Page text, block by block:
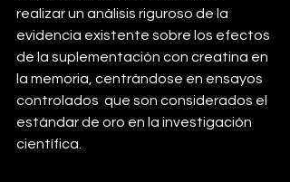
realizar un análisis riguroso de la
evidencia existente sobre los efectos
de la suplementación con creatina en
la memoria, centrándose en ensayos
controlados  que son considerados el
estándar de oro en la investigación
científica.